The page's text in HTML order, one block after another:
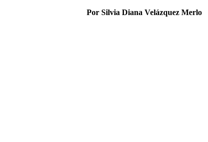
Por Silvia Diana Velázquez Merlo